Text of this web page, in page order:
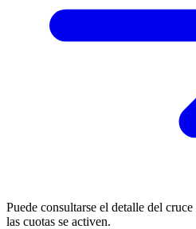
Puede consultarse el detalle del cruce
las cuotas se activen.